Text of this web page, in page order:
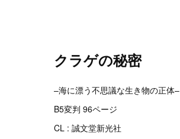
クラゲの秘密
–海に漂う不思議な生き物の正体–
B5変判 96ページ
CL : 誠文堂新光社